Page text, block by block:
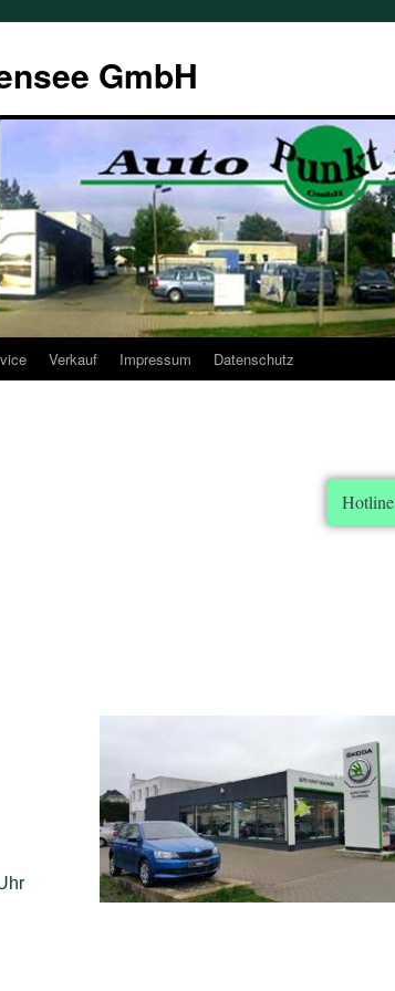
GmbH
Verkauf Impressum Datenschutz
Hotline